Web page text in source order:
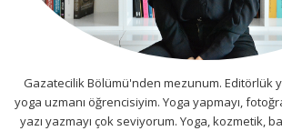
Gazatecilik Bölümü'nden mezunum. Editörlük
yoga uzmanı öğrencisiyim. Yoga yapmayı,
yazı yazmayı çok seviyorum. Yoga, kozmetik,